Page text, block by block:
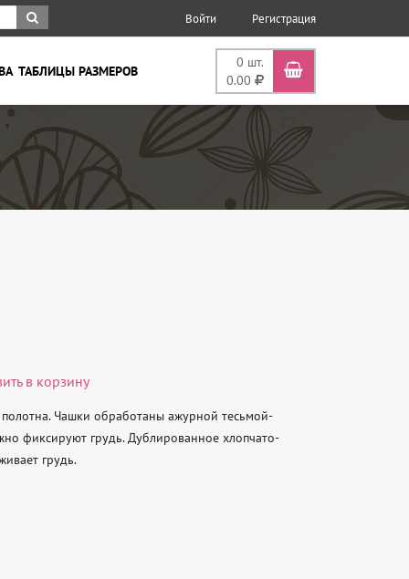
Войти Регистрация
0 шт.
0.00
ТАБЛИЦЫ РАЗМЕРОВ
в корзину
Чашки обработаны ажурной тесьмой-
фиксируют грудь. Дублированное хлопчато-
грудь.